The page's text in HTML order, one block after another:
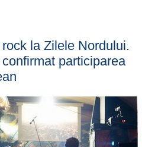
la Zilele Nordului.
participarea